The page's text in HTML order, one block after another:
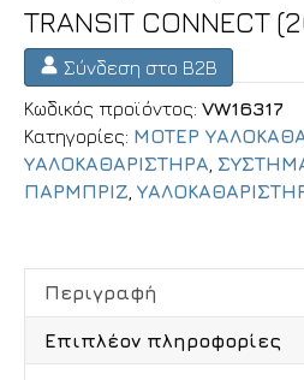
TRANSIT CONNECT
Σύνδεση στο B2B
Κωδικός προϊόντος: VW16317
Κατηγορίες: ΜΟΤΕΡ
ΥΑΛΟΚΑΘΑΡΙΣΤΗΡΑ
ΠΑΡΜΠΡΙΖ
Περιγραφή
Επιπλέον πληροφορίες